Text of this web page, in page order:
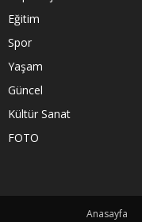
Eğitim
Spor
Yaşam
Güncel
Kültür Sanat
FOTO
Anasayfa